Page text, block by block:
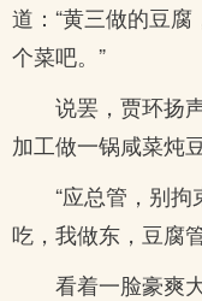
道：“黄三做的豆
个菜吧。”
说罢，贾环扬
加工做一锅咸菜炖豆
“应总管，别
吃，我做东，豆腐
看着一脸豪爽